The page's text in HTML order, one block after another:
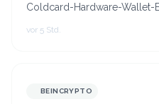
Coldcard-Hardware-Wallet-
vor 5 Std.
BEINCRYPTO